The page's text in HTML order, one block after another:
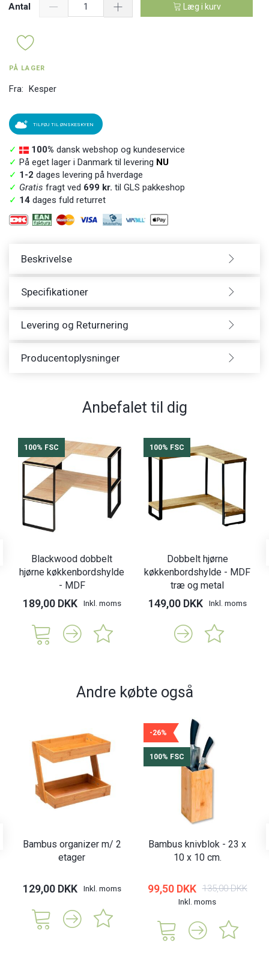
Antal Læg i kurv
PÅ LAGER
Fra: Kesper
TILFØJ TIL ØNSKESKYEN
✓ 100% dansk webshop og kundeservice
✓ På eget lager i Danmark til levering NU
✓ 1-2 dages levering på hverdage
✓ Gratis fragt ved 699 kr. til GLS pakkeshop
✓ 14 dages fuld returret
Beskrivelse
Specifikationer
Levering og Returnering
Producentoplysninger
Anbefalet til dig
100% FSC
Blackwood dobbelt
hjørne køkkenbordshylde
- MDF
189,00 DKK Inkl. moms
100% FSC
Dobbelt hjørne
køkkenbordshylde - MDF
træ og metal
149,00 DKK Inkl. moms
Andre købte også
Bambus organizer m/ 2
etager
129,00 DKK Inkl. moms
-26%
100% FSC
Bambus knivblok - 23 x
10 x 10 cm.
99,50 DKK 135,00 DKK
Inkl. moms